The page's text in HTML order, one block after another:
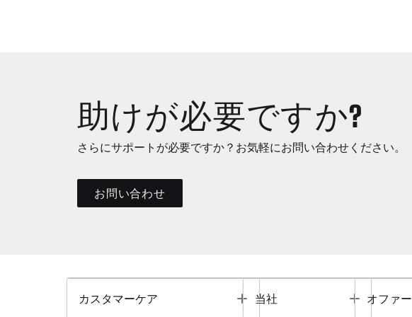
助けが必要ですか?
さらにサポートが必要ですか？お気軽にお問い合わせください。
お問い合わせ
カスタマーケア Toggle
当社 Toggle
オファー